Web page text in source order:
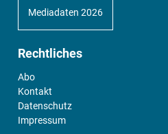
Mediadaten 2026
Rechtliches
Abo
Kontakt
Datenschutz
Impressum